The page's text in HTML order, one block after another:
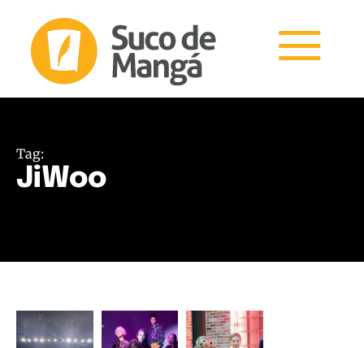
Tag:
JiWoo